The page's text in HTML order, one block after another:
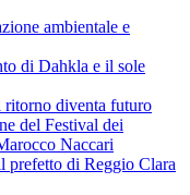
ambientale e
di Dahkla e il sole
ritorno diventa futuro
del Festival dei
Naccari
prefetto di Reggio Clara